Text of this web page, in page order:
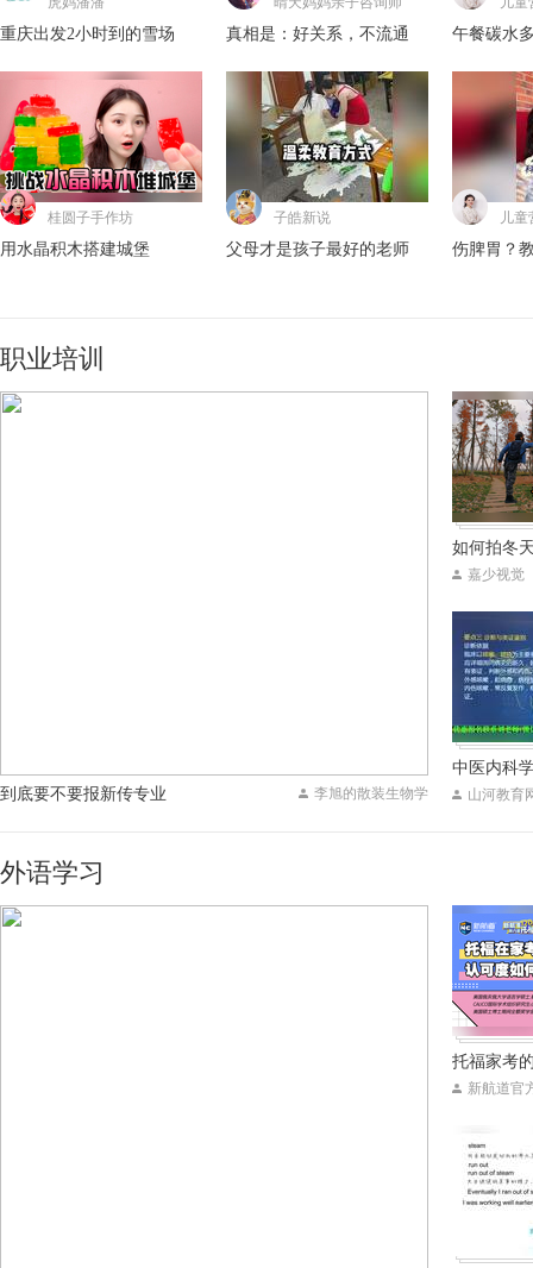
重庆出发2小时到的雪场 真相是：好关系，不流通 午餐碳水
爱家心理张丽
孩子抑郁，并非青春期
月涵书舍
父母偏心毁子女一生？
桂圆子手作坊
用水晶积木搭建城堡
子皓新说
父母才是孩子最好的老师
儿童
伤脾胃？
职业培训
到底要不要报新传专业 李旭的散装生物学
如何拍冬
嘉少视觉
中医内科
山河教育
外语学习
托福家考
新航道官